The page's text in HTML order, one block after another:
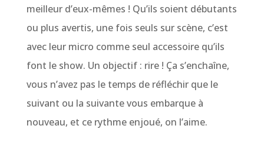
meilleur d’eux-mêmes ! Qu’ils soient débutants
ou plus avertis, une fois seuls sur scène, c’est
avec leur micro comme seul accessoire qu’ils
font le show. Un objectif : rire ! Ça s’enchaîne,
vous n’avez pas le temps de réfléchir que le
suivant ou la suivante vous embarque à
nouveau, et ce rythme enjoué, on l’aime.